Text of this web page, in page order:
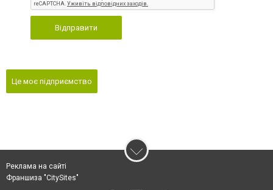
Відправити
Це моє підприємство
Реклама на сайті
Франшиза "CitySites"